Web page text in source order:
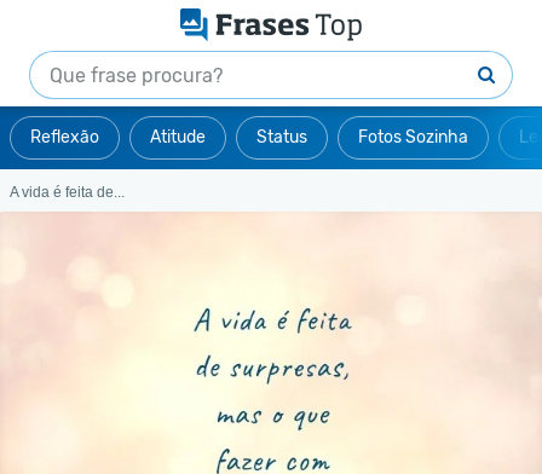
Reflexão Atitude Status Fotos Sozinha
A vida é feita de...